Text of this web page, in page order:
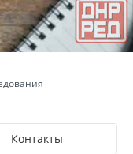
Контакты